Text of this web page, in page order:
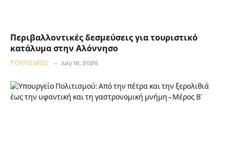
Περιβαλλοντικές δεσμεύσεις για τουριστικό
κατάλυμα στην Αλόννησο
ΤΟΥΡΙΣΜΌΣ July 16, 2026